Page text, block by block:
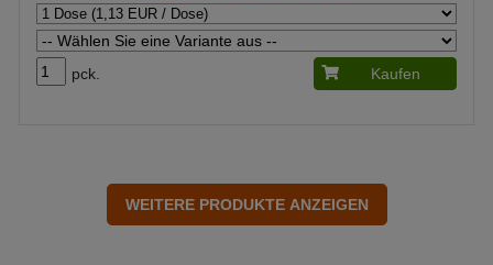
pck. Kaufen